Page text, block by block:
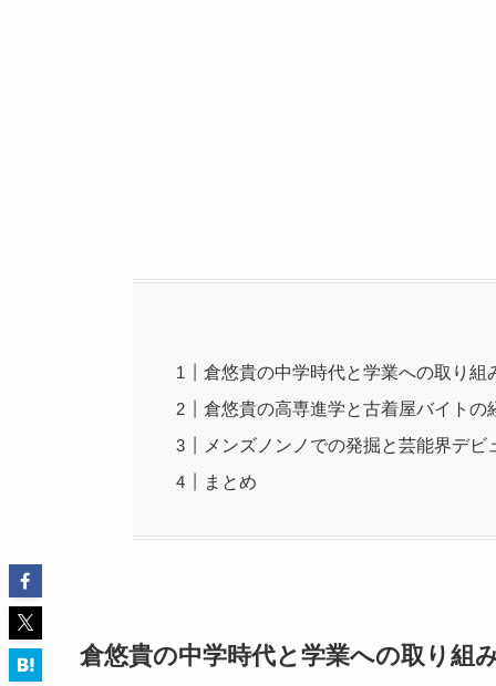
倉悠貴の中学時代と学業への取り組
倉悠貴の高専進学と古着屋バイトの
メンズノンノでの発掘と芸能界デビ
まとめ
倉悠貴の中学時代と学業への取り組